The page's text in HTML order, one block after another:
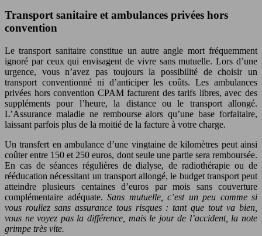
Transport sanitaire et ambulances privées hors
convention
Le transport sanitaire constitue un autre angle mort fréquemment
ignoré par ceux qui envisagent de vivre sans mutuelle. Lors d’une
urgence, vous n’avez pas toujours la possibilité de choisir un
transport conventionné ni d’anticiper les coûts. Les ambulances
privées hors convention CPAM facturent des tarifs libres, avec des
suppléments pour l’heure, la distance ou le transport allongé.
L’Assurance maladie ne rembourse alors qu’une base forfaitaire,
laissant parfois plus de la moitié de la facture à votre charge.
Un transfert en ambulance d’une vingtaine de kilomètres peut ainsi
coûter entre 150 et 250 euros, dont seule une partie sera remboursée.
En cas de séances régulières de dialyse, de radiothérapie ou de
rééducation nécessitant un transport allongé, le budget transport peut
atteindre plusieurs centaines d’euros par mois sans couverture
complémentaire adéquate. Sans mutuelle, c’est un peu comme si
vous rouliez sans assurance tous risques : tant que tout va bien,
vous ne voyez pas la différence, mais le jour de l’accident, la note
grimpe très vite.